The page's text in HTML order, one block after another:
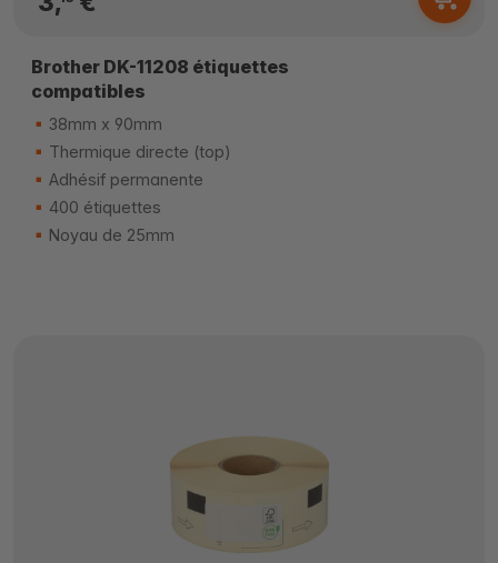
Brother DK-11208 étiquettes
compatibles
38mm x 90mm
Thermique directe (top)
Adhésif permanente
400 étiquettes
Noyau de 25mm